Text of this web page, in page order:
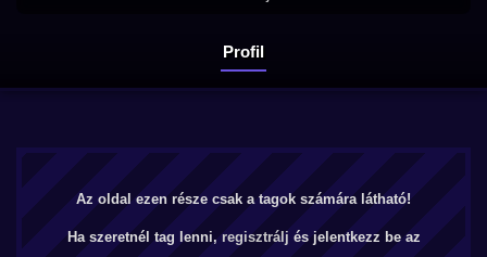
Profil
Az oldal ezen része csak a tagok számára látható!
Ha szeretnél tag lenni, regisztrálj és jelentkezz be az